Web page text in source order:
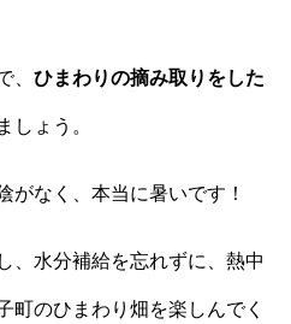
、 ひまわりの摘み取りをした
しょう。
がなく、本当に暑いです！
、水分補給を忘れずに、熱中
町のひまわり畑を楽しんでく